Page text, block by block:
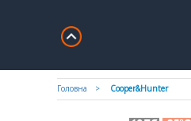
Головна Cooper&Hunter